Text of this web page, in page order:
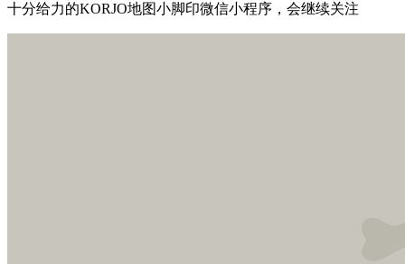
十分给力的KORJO地图小脚印微信小程序，会继续关注